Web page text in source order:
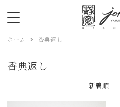
ホーム 香典返し
香典返し
新着順